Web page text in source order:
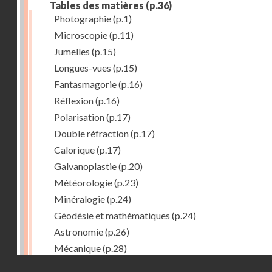
Tables des matières (p.36)
Photographie(p.1)
Microscopie(p.11)
Jumelles (p.15)
Longues-vues (p.15)
Fantasmagorie(p.16)
Réflexion(p.16)
Polarisation(p.17)
Double réfraction(p.17)
Calorique(p.17)
Galvanoplastie(p.20)
Météorologie(p.23)
Minéralogie(p.24)
Géodésie et mathématiques (p.24)
Astronomie(p.26)
Mécanique(p.28)